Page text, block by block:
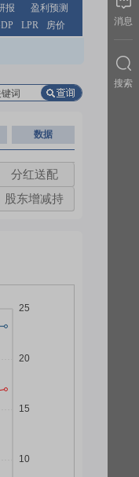
报
盈利预测
LPR 房价
数据
分红送配
股东增减持
消息
搜索